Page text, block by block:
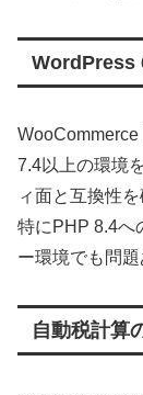
WordPress
7.4以上の環境
ィ面と互換性
特にPHP 8.4へ
ー環境でも問題
自動税計算